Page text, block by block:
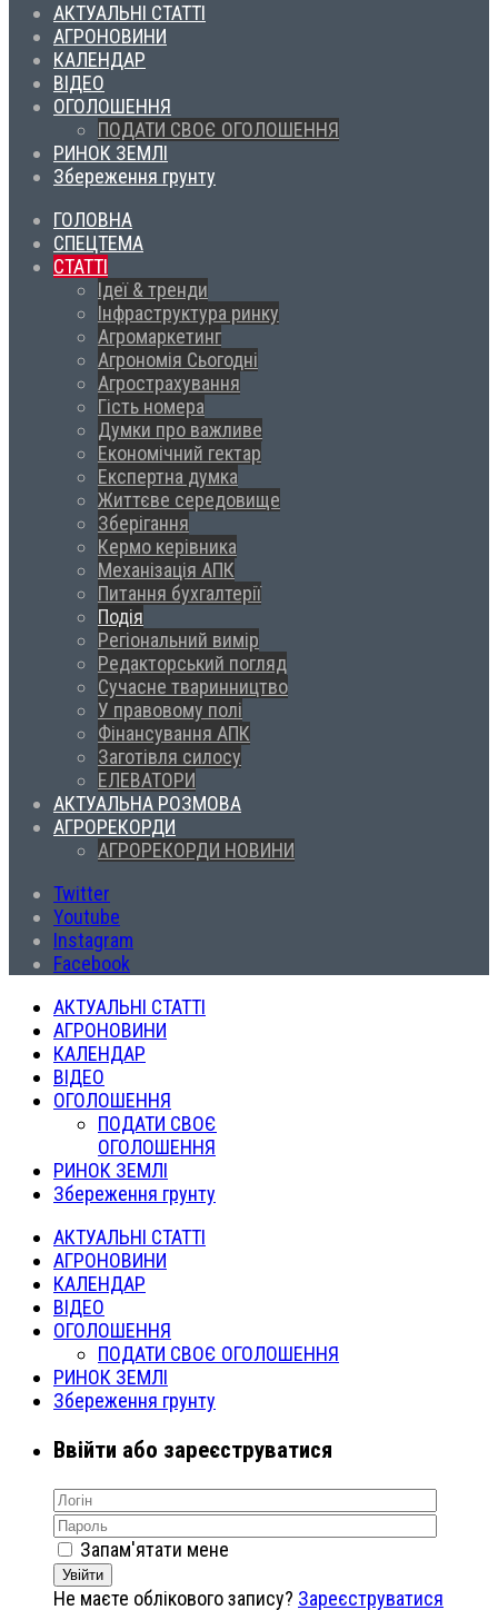
АКТУАЛЬНІ СТАТТІ
АГРОНОВИНИ
КАЛЕНДАР
ВІДЕО
ОГОЛОШЕННЯ
ПОДАТИ СВОЄ ОГОЛОШЕННЯ
РИНОК ЗЕМЛІ
Збереження грунту
ГОЛОВНА
СПЕЦТЕМА
СТАТТІ
Ідеї & тренди
Інфраструктура ринку
Агромаркетинг
Агрономія Сьогодні
Агрострахування
Гість номера
Думки про важливе
Економічний гектар
Експертна думка
Життєве середовище
Зберігання
Кермо керівника
Механізація АПК
Питання бухгалтерії
Подія
Регіональний вимір
Редакторський погляд
Сучасне тваринництво
У правовому полі
Фінансування АПК
Заготівля силосу
ЕЛЕВАТОРИ
АКТУАЛЬНА РОЗМОВА
АГРОРЕКОРДИ
АГРОРЕКОРДИ НОВИНИ
Twitter
Youtube
Instagram
Facebook
АКТУАЛЬНІ СТАТТІ
АГРОНОВИНИ
КАЛЕНДАР
ВІДЕО
ОГОЛОШЕННЯ
ПОДАТИ СВОЄ
ОГОЛОШЕННЯ
РИНОК ЗЕМЛІ
Збереження грунту
АКТУАЛЬНІ СТАТТІ
АГРОНОВИНИ
КАЛЕНДАР
ВІДЕО
ОГОЛОШЕННЯ
ПОДАТИ СВОЄ ОГОЛОШЕННЯ
РИНОК ЗЕМЛІ
Збереження грунту
Ввійти або зареєструватися
Запам'ятати мене
Увійти
Не маєте облікового запису? Зареєструватися